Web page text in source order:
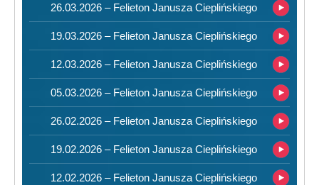
26.03.2026 – Felieton Janusza Cieplińskiego
19.03.2026 – Felieton Janusza Cieplińskiego
12.03.2026 – Felieton Janusza Cieplińskiego
05.03.2026 – Felieton Janusza Cieplińskiego
26.02.2026 – Felieton Janusza Cieplińskiego
19.02.2026 – Felieton Janusza Cieplińskiego
12.02.2026 – Felieton Janusza Cieplińskiego